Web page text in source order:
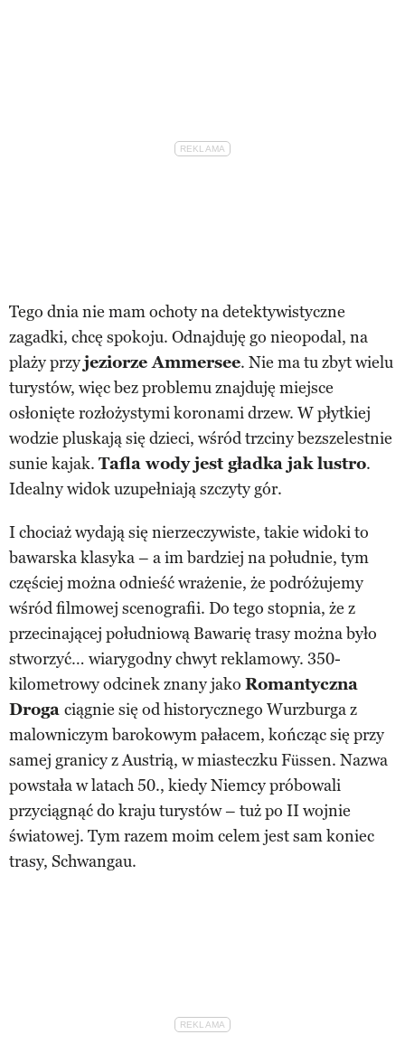
Tego dnia nie mam ochoty na detektywistyczne
zagadki, chcę spokoju. Odnajduję go nieopodal, na
plaży przyjeziorze Ammersee. Nie ma tu zbyt wielu
turystów, więc bez problemu znajduję miejsce
osłonięte rozłożystymi koronami drzew. W płytkiej
wodzie pluskają się dzieci, wśród trzciny bezszelestnie
sunie kajak. Tafla wody jest gładka jak lustro.
Idealny widok uzupełniają szczyty gór.
I chociaż wydają się nierzeczywiste, takie widoki to
bawarska klasyka – a im bardziej na południe, tym
częściej można odnieść wrażenie, że podróżujemy
wśród filmowej scenografii. Do tego stopnia, że z
przecinającej południową Bawarię trasy można było
stworzyć… wiarygodny chwyt reklamowy. 350-
kilometrowy odcinek znany jako Romantyczna
Droga ciągnie się od historycznego Wurzburga z
malowniczym barokowym pałacem, kończąc się przy
samej granicy z Austrią, w miasteczku Füssen. Nazwa
powstała w latach 50., kiedy Niemcy próbowali
przyciągnąć do kraju turystów – tuż po II wojnie
światowej. Tym razem moim celem jest sam koniec
trasy, Schwangau.